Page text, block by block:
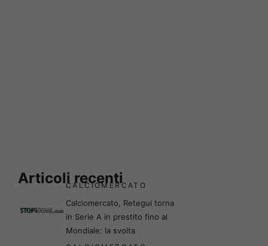
Articoli recenti
CALCIOMERCATO
Calciomercato, Retegui torna
in Serie A in prestito fino al
Mondiale: la svolta